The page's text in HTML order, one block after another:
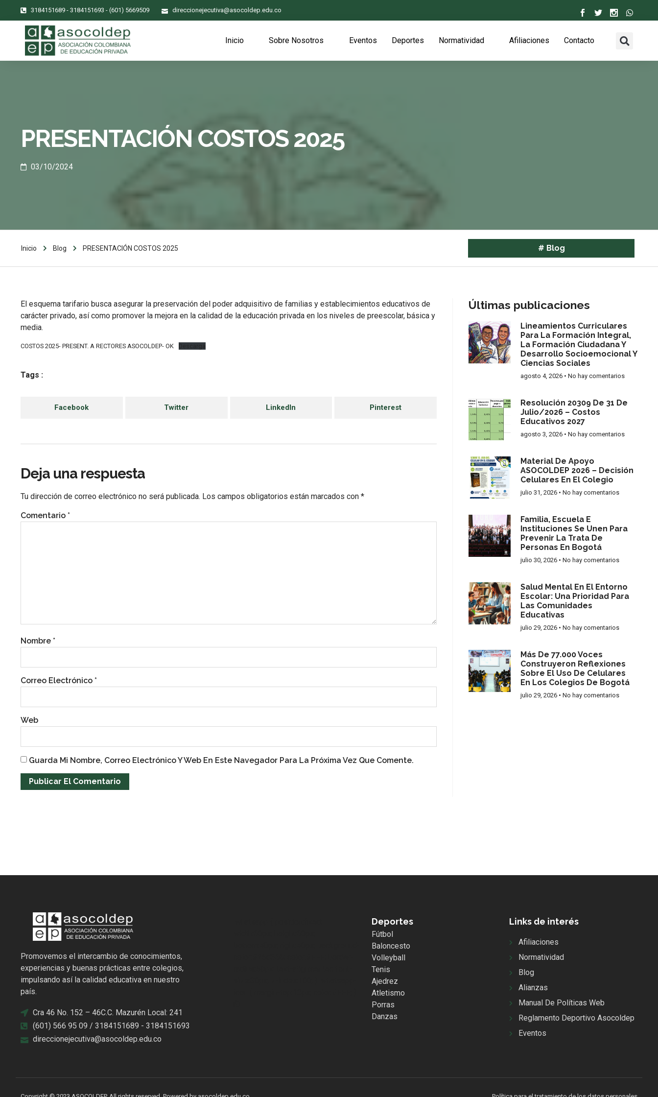
3184151689 - 3184151693 - (601) 5669509 direccionejecutiva@asocoldep.edu.co
Inicio Sobre Nosotros Eventos Deportes Normatividad Afiliaciones Contacto
PRESENTACIÓN COSTOS 2025
03/10/2024
Inicio Blog PRESENTACIÓN COSTOS 2025 # Blog
El esquema tarifario busca asegurar la preservación del poder adquisitivo de familias y establecimientos educativos de
carácter privado, así como promover la mejora en la calidad de la educación privada en los niveles de preescolar, básica y
media.
COSTOS 2025- PRESENT. A RECTORES ASOCOLDEP- OK Descarga
Tags :
Facebook Twitter LinkedIn Pinterest
Deja una respuesta
Tu dirección de correo electrónico no será publicada. Los campos obligatorios están marcados con *
Comentario *
Nombre *
Correo Electrónico *
Web
Guarda Mi Nombre, Correo Electrónico Y Web En Este Navegador Para La Próxima Vez Que Comente.
Últimas publicaciones
Lineamientos Curriculares
Para La Formación Integral,
La Formación Ciudadana Y
Desarrollo Socioemocional Y
Ciencias Sociales
agosto 4, 2026 No hay comentarios
Resolución 20309 De 31 De
Julio/2026 – Costos
Educativos 2027
agosto 3, 2026 No hay comentarios
Material De Apoyo
ASOCOLDEP 2026 – Decisión
Celulares En El Colegio
julio 31, 2026 No hay comentarios
Familia, Escuela E
Instituciones Se Unen Para
Prevenir La Trata De
Personas En Bogotá
julio 30, 2026 No hay comentarios
Salud Mental En El Entorno
Escolar: Una Prioridad Para
Las Comunidades
Educativas
julio 29, 2026 No hay comentarios
Más De 77.000 Voces
Construyeron Reflexiones
Sobre El Uso De Celulares
En Los Colegios De Bogotá
julio 29, 2026 No hay comentarios
Promovemos el intercambio de conocimientos,
experiencias y buenas prácticas entre colegios,
impulsando así la calidad educativa en nuestro
país.
Cra 46 No. 152 – 46C.C. Mazurén Local: 241
(601) 566 95 09 / 3184151689 - 3184151693
direccionejecutiva@asocoldep.edu.co
Deportes
Fútbol
Baloncesto
Volleyball
Tenis
Ajedrez
Atletismo
Porras
Danzas
Links de interés
Afiliaciones
Normatividad
Blog
Alianzas
Manual De Políticas Web
Reglamento Deportivo Asocoldep
Eventos